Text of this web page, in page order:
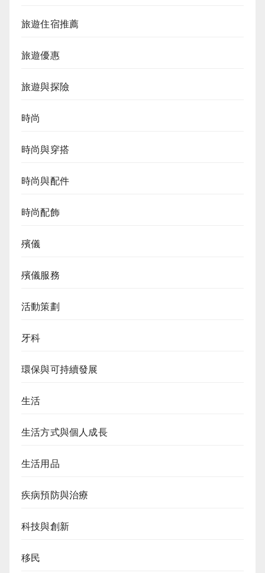
旅遊住宿推薦
旅遊優惠
旅遊與探險
時尚
時尚與穿搭
時尚與配件
時尚配飾
殯儀
殯儀服務
活動策劃
牙科
環保與可持續發展
生活
生活方式與個人成長
生活用品
疾病預防與治療
科技與創新
移民